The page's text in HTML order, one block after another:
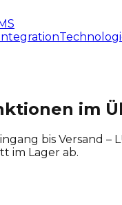
im
bis Versand –
im Lager ab.